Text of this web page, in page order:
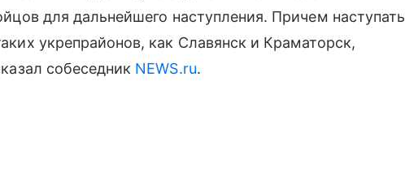
для дальнейшего наступления. Причем наступать
укрепрайонов, как Славянск и Краматорск,
собеседник NEWS.ru.